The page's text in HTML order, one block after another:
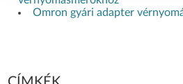
Omron gyári adapter